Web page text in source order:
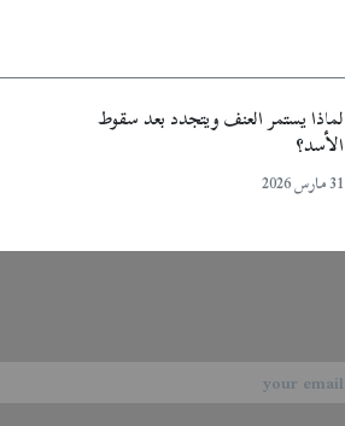
لماذا يستمر العنف ويتجدد بعد سقوط
الأسد؟
31 مارس 2026